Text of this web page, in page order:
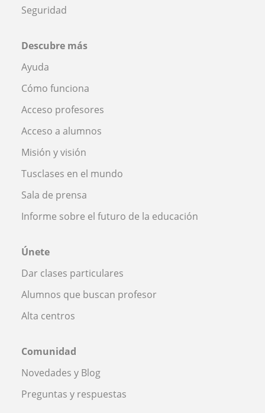
Seguridad
Descubre más
Ayuda
Cómo funciona
Acceso profesores
Acceso a alumnos
Misión y visión
Tusclases en el mundo
Sala de prensa
Informe sobre el futuro de la educación
Únete
Dar clases particulares
Alumnos que buscan profesor
Alta centros
Comunidad
Novedades y Blog
Preguntas y respuestas